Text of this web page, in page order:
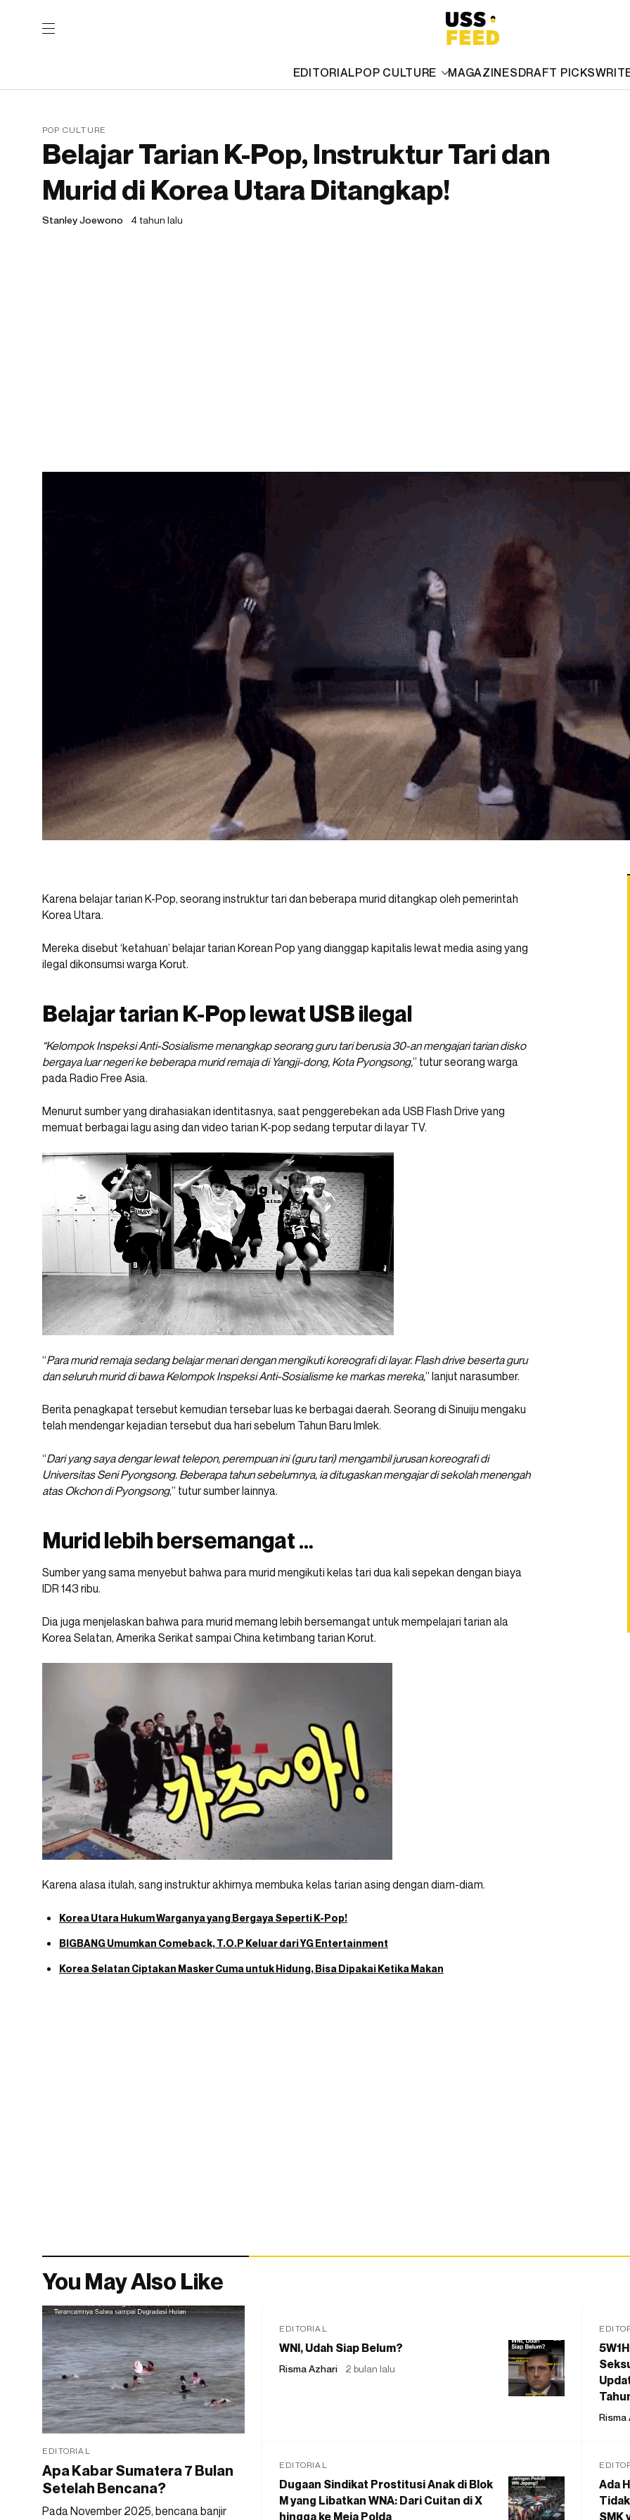
EDITORIALPOP CULTURE MAGAZINESDRAFT PICKS
POP CULTURE
Belajar Tarian K-Pop, Instruktur Tari dan
Murid di Korea Utara Ditangkap!
Stanley Joewono 4 tahun lalu
Karena belajar tarian K-Pop, seorang instruktur tari dan beberapa murid ditangkap oleh pemerintah
Korea Utara.
Mereka disebut ‘ketahuan’ belajar tarian Korean Pop yang dianggap kapitalis lewat media asing yang
ilegal dikonsumsi warga Korut.
Belajar tarian K-Pop lewat USB ilegal
“Kelompok Inspeksi Anti-Sosialisme menangkap seorang guru tari berusia 30-an mengajari tarian disko
bergaya luar negeri ke beberapa murid remaja di Yangji-dong, Kota Pyongsong,” tutur seorang warga
pada Radio Free Asia.
Menurut sumber yang dirahasiakan identitasnya, saat penggerebekan ada USB Flash Drive yang
memuat berbagai lagu asing dan video tarian K-pop sedang terputar di layar TV.
“Para murid remaja sedang belajar menari dengan mengikuti koreografi di layar. Flash drive beserta guru
dan seluruh murid di bawa Kelompok Inspeksi Anti-Sosialisme ke markas mereka,” lanjut narasumber.
Berita penagkapat tersebut kemudian tersebar luas ke berbagai daerah. Seorang di Sinuiju mengaku
telah mendengar kejadian tersebut dua hari sebelum Tahun Baru Imlek.
“Dari yang saya dengar lewat telepon, perempuan ini (guru tari) mengambil jurusan koreografi di
Universitas Seni Pyongsong. Beberapa tahun sebelumnya, ia ditugaskan mengajar di sekolah menengah
atas Okchon di Pyongsong,” tutur sumber lainnya.
Murid lebih bersemangat …
Sumber yang sama menyebut bahwa para murid mengikuti kelas tari dua kali sepekan dengan biaya
IDR 143 ribu.
Dia juga menjelaskan bahwa para murid memang lebih bersemangat untuk mempelajari tarian ala
Korea Selatan, Amerika Serikat sampai China ketimbang tarian Korut.
Karena alasa itulah, sang instruktur akhirnya membuka kelas tarian asing dengan diam-diam.
Korea Utara Hukum Warganya yang Bergaya Seperti K-Pop!
BIGBANG Umumkan Comeback, T.O.P Keluar dari YG Entertainment
Korea Selatan Ciptakan Masker Cuma untuk Hidung, Bisa Dipakai Ketika Makan
You May Also Like
EDITORIAL
Apa Kabar Sumatera 7 Bulan
Setelah Bencana?
Pada November 2025, bencana banjir
EDITORIAL
WNI, Udah Siap Belum?
Risma Azhari 2 bulan lalu
Risma
EDITORIAL
Dugaan Sindikat Prostitusi Anak di Blok
M yang Libatkan WNA: Dari Cuitan di X
hingga ke Meja Polda
Ada
SMK